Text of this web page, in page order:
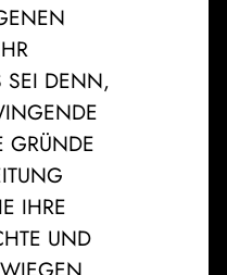
SEI DENN,
GRÜNDE
IHRE
UND